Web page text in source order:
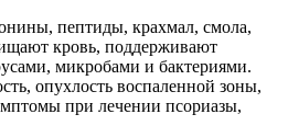
пептиды, крахмал, смола,
кровь, поддерживают
микробами и бактериями.
опухлость воспаленной зоны,
при лечении псориазы,